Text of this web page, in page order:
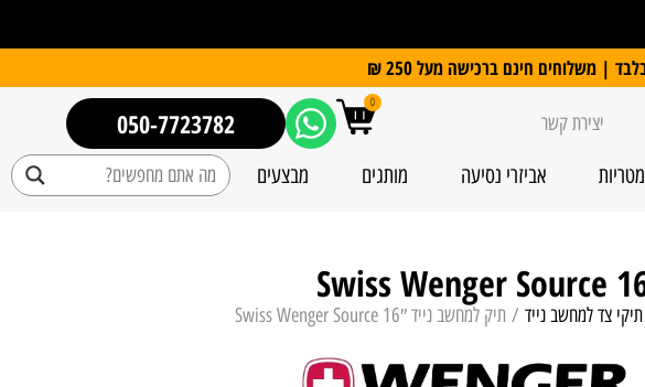
יצירת קשר
0
050-7723782
מטריות אביזרי נסיעה מותגים מבצעים
תיקי צד למחשב נייד/ תיק למחשב נייד 16″ Swiss Wenger Source